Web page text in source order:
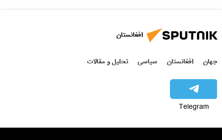
افغانستان
جهان افغانستان سیاسی تحلیل و مقالات
Telegram